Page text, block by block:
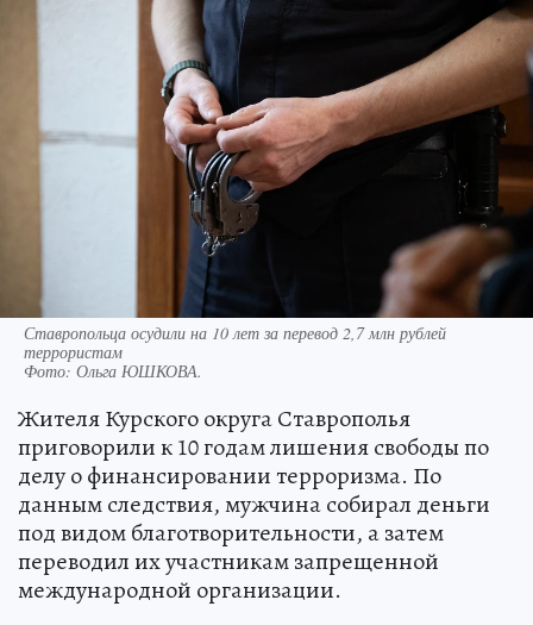
Ставропольца осудили на 10 лет за перевод 2,7 млн рублей
террористам
Фото: Ольга ЮШКОВА.
Жителя Курского округа Ставрополья
приговорили к 10 годам лишения свободы по
делу о финансировании терроризма. По
данным следствия, мужчина собирал деньги
под видом благотворительности, а затем
переводил их участникам запрещенной
международной организации.